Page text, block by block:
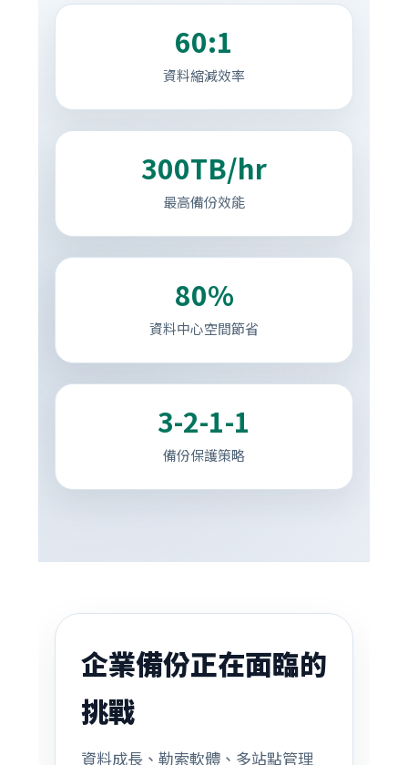
60:1
資料縮減效率
300TB/hr
最高備份效能
80%
資料中心空間節省
3-2-1-1
備份保護策略
企業備份正在面臨的
挑戰
資料成長、勒索軟體、多站點管理